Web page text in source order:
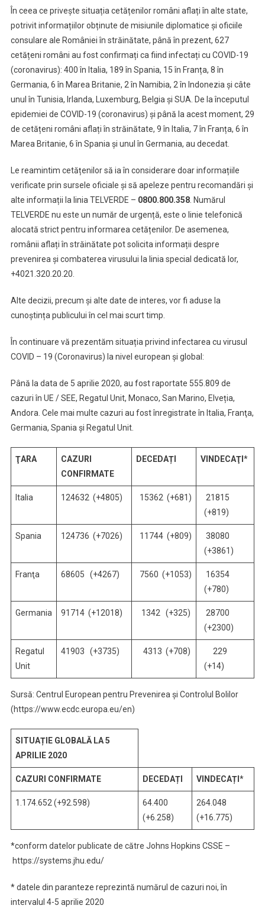
În ceea ce privește situația cetățenilor români aflați în alte state,
potrivit informațiilor obținute de misiunile diplomatice și oficiile
consulare ale României în străinătate, până în prezent, 627
cetățeni români au fost confirmați ca fiind infectați cu COVID-19
(coronavirus): 400 în Italia, 189 în Spania, 15 în Franța, 8 în
Germania, 6 în Marea Britanie, 2 în Namibia, 2 în Indonezia și câte
unul în Tunisia, Irlanda, Luxemburg, Belgia și SUA. De la începutul
epidemiei de COVID-19 (coronavirus) și până la acest moment, 29
de cetățeni români aflați în străinătate, 9 în Italia, 7 în Franța, 6 în
Marea Britanie, 6 în Spania și unul în Germania, au decedat.
Le reamintim cetățenilor să ia în considerare doar informațiile
verificate prin sursele oficiale și să apeleze pentru recomandări și
alte informații la linia TELVERDE – 0800.800.358. Numărul
TELVERDE nu este un număr de urgență, este o linie telefonică
alocată strict pentru informarea cetățenilor. De asemenea,
românii aflați în străinătate pot solicita informații despre
prevenirea și combaterea virusului la linia special dedicată lor,
+4021.320.20.20.
Alte decizii, precum și alte date de interes, vor fi aduse la
cunoștința publicului în cel mai scurt timp.
În continuare vă prezentăm situația privind infectarea cu virusul
COVID – 19 (Coronavirus) la nivel european și global:
Până la data de 5 aprilie 2020, au fost raportate 555.809 de
cazuri în UE / SEE, Regatul Unit, Monaco, San Marino, Elveția,
Andora. Cele mai multe cazuri au fost înregistrate în Italia, Franţa,
Germania, Spania și Regatul Unit.
ŢARA
CAZURI
CONFIRMATE
DECEDAȚI VINDECAŢI *
Italia 124632 (+4805) 15362 (+681)
21815
(+819)
Spania 124736 (+7026) 11744 (+809)
38080
(+3861)
Franţa 68605 (+4267) 7560 (+1053)
16354
(+780)
Germania 91714 (+12018) 1342 (+325)
28700
(+2300)
Regatul
Unit
41903 (+3735) 4313 (+708)
229
(+14)
Sursă: Centrul European pentru Prevenirea și Controlul Bolilor
(https://www.ecdc.europa.eu/en)
SITUAȚIE GLOBALĂ LA 5
APRILIE 2020
CAZURI CONFIRMATE DECEDAȚI VINDECAȚI *
1.174.652 (+92.598)
64.400
(+6.258)
264.048
(+16.775)
*conform datelor publicate de către Johns Hopkins CSSE –
https://systems.jhu.edu/
* datele din paranteze reprezintă numărul de cazuri noi, în
intervalul 4-5 aprilie 2020